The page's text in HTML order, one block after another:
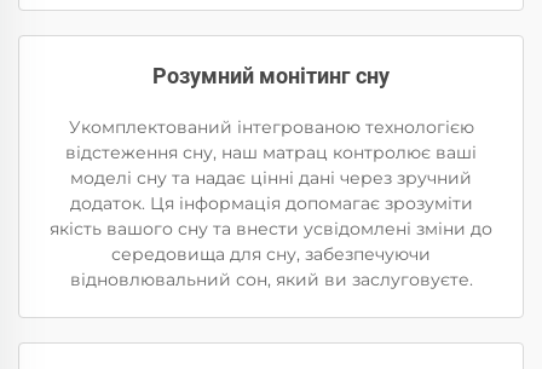
Розумний монітинг сну
Укомплектований інтегрованою технологією
відстеження сну, наш матрац контролює ваші
моделі сну та надає цінні дані через зручний
додаток. Ця інформація допомагає зрозуміти
якість вашого сну та внести усвідомлені зміни до
середовища для сну, забезпечуючи
відновлювальний сон, який ви заслуговуєте.